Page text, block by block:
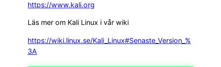
https://www.kali.org
Läs mer om Kali Linux i vår wiki
https://wiki.linux.se/Kali_Linux#Senaste_Version_%
3A